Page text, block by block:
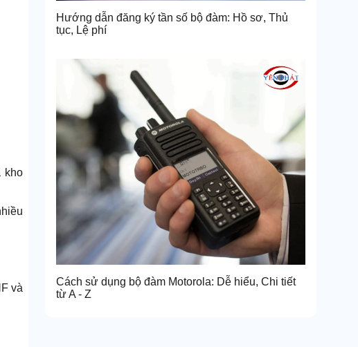
kho
và
Hướng dẫn đăng ký tần số bộ đàm: Hồ sơ, Thủ
tục, Lệ phí
Cách sử dụng bộ đàm Motorola: Dễ hiểu, Chi tiết
từ A - Z